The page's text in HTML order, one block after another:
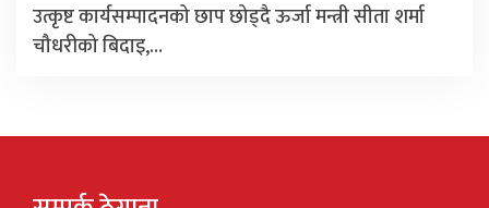
उत्कृष्ट कार्यसम्पादनको छाप छोड्दै ऊर्जा मन्त्री सीता शर्मा
चौधरीको बिदाइ,…